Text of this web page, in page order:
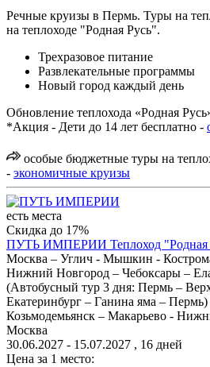
Речные круизы в Пермь. Туры на
на теплоходе "Родная Русь".
Трехразовое питание
Развлекательные программы
Новый город каждый день
Обновление теплохода «Родная
*Акция - Дети до 14 лет бесплатно -
особые бюджетные туры на
- экономичные круизы
есть места
Скидка до 17%
ПУТЬ ИМПЕРИИ Теплоход "Родная
Москва – Углич - Мышкин -
Нижний Новгород – Чебоксары –
(Автобусный тур 3 дня: Пермь –
Екатеринбург – Ганина яма –
Козьмодемьянск – Макарьево -
Москва
30.06.2027 - 15.07.2027 , 16 дней
Цена за 1 место: